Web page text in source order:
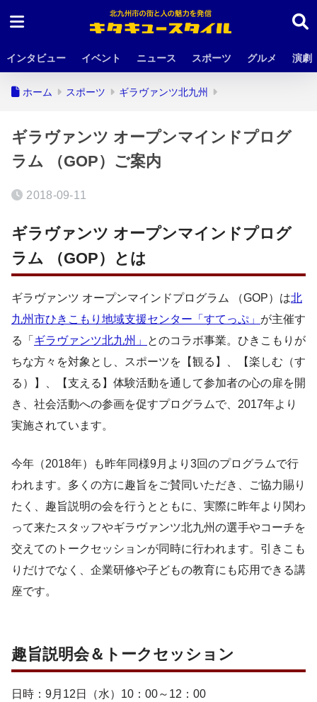
インタビュー イベント ニュース スポーツ グルメ 演劇
ホーム スポーツ ギラヴァンツ北九州
ギラヴァンツ オープンマインドプログ
ラム （GOP）ご案内
2018-09-11
ギラヴァンツ オープンマインドプログ
ラム （GOP）とは
ギラヴァンツ オープンマインドプログラム （GOP）は北
九州市ひきこもり地域支援センター「すてっぷ」 が主催す
る「 ギラヴァンツ北九州」
とのコラボ事業。ひきこもりが
ちな方々を対象とし、スポーツを【観る】、【楽しむ（す
る）】、【支える】体験活動を通して参加者の心の扉を開
き、社会活動への参画を促すプログラムで、2017年より
実施されています。
今年（2018年）も昨年同様9月より3回のプログラムで行
われます。多くの方に趣旨をご賛同いただき、ご協力賜り
たく、趣旨説明の会を行うとともに、実際に昨年より関わ
って来たスタッフやギラヴァンツ北九州の選手やコーチを
交えてのトークセッションが同時に行われます。引きこも
りだけでなく、企業研修や子どもの教育にも応用できる講
座です。
趣旨説明会＆トークセッション
日時：9月12日（水）10：00～12：00